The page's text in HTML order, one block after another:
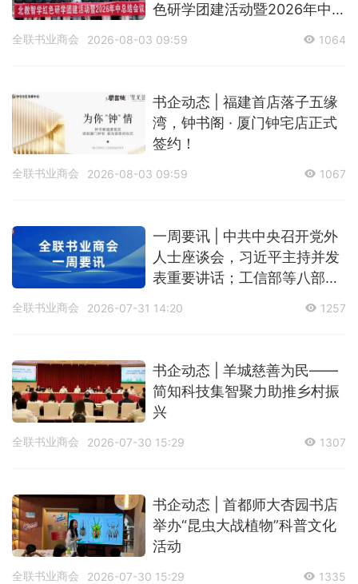
色研学团建活动暨2026年中总
全联书业商会 2026-08-03 09:59 1064
书企动态 | 福建首店落子五缘
湾，钟书阁 · 厦门钟宅店正式
签约！
全联书业商会 2026-08-03 09:59 1067
一周要讯 | 中共中央召开党外
人士座谈会，习近平主持并发
表重要讲话；工信部等八部门
全联书业商会 2026-07-31 14:20 1257
书企动态 | 羊城慈善为民——
简知科技集智聚力助推乡村振
兴
全联书业商会 2026-07-30 15:29 1307
书企动态 | 首都师大杏园书店
举办“昆虫大战植物”科普文化
活动
全联书业商会 2026-07-30 15:29 1335